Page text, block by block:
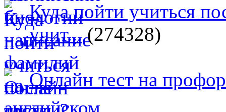
Куда пойти учиться
учит...(274328)
Онлайн тест на